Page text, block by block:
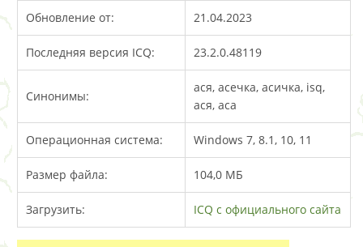
Обновление от: 21.04.2023
Последняя версия ICQ: 23.2.0.48119
Синонимы:
ася, асечка, асичка, isq,
ася, аса
Операционная система: Windows 7, 8.1, 10, 11
Размер файла: 104,0 MБ
Загрузить: ICQ с официального сайта